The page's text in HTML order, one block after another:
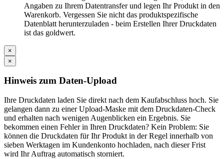
Angaben zu Ihrem Datentransfer und legen Ihr Produkt in den
Warenkorb. Vergessen Sie nicht das produktspezifische
Datenblatt herunterzuladen - beim Erstellen Ihrer Druckdaten
ist das goldwert.
×
×
Hinweis zum Daten-Upload
Ihre Druckdaten laden Sie direkt nach dem Kaufabschluss hoch. Sie
gelangen dann zu einer Upload-Maske mit dem Druckdaten-Check
und erhalten nach wenigen Augenblicken ein Ergebnis. Sie
bekommen einen Fehler in Ihren Druckdaten? Kein Problem: Sie
können die Druckdaten für Ihr Produkt in der Regel innerhalb von
sieben Werktagen im Kundenkonto hochladen, nach dieser Frist
wird Ihr Auftrag automatisch storniert.